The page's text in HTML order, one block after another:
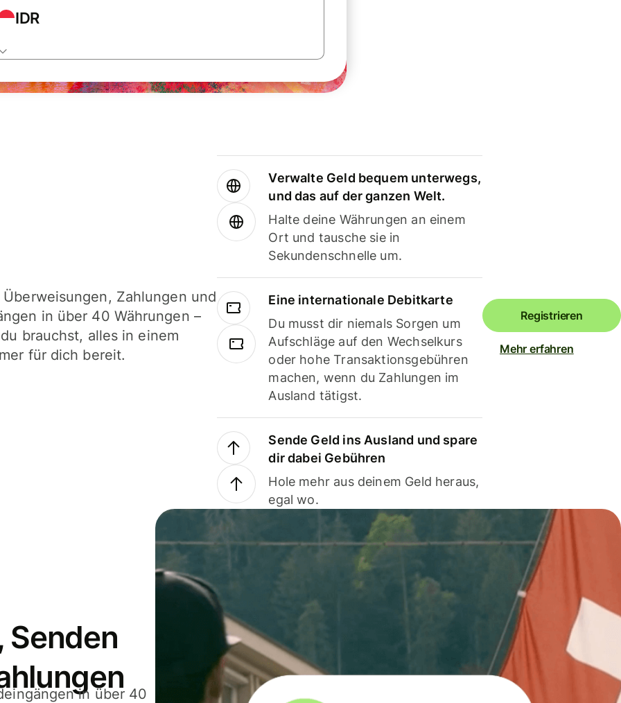
IDR
Zahlungen und
in über 40 Währungen –
brauchst, alles in einem
für dich bereit.
Verwalte Geld bequem unterwegs,
und das auf der ganzen Welt.
Halte deine Währungen an einem
Ort und tausche sie in
Sekundenschnelle um.
Eine internationale Debitkarte
Du musst dir niemals Sorgen um
Aufschläge auf den Wechselkurs
oder hohe Transaktionsgebühren
machen, wenn du Zahlungen im
Ausland tätigst.
Sende Geld ins Ausland und spare
dir dabei Gebühren
Hole mehr aus deinem Geld heraus,
egal wo.
Registrieren
Mehr erfahren
Senden
in über 40